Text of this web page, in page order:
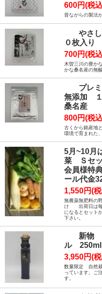
600円(税
昔ながらの製法
やさ
０枚入
700円(税
木曽三川の豊か
かな桑名産の無
プレ
無添加
桑名産
800円(税
古くから銘産地
環境で育まれた
5月~10月
菜 Ｓセ
会員様特
ール代金
1,550円(
無農薬無肥料の
け 出荷日は毎
になるとセット
下さい。
新物
ル
3,950円(
数量限定 自然
っています。ご
す。